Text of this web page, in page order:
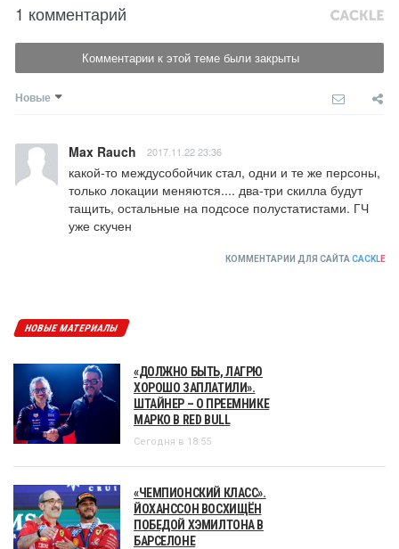
1 комментарий
Комментарии к этой теме были закрыты
Новые
Max Rauch 2017.11.22 23:36
какой-то междусобойчик стал, одни и те же персоны,
только локации меняются.... два-три скилла будут
тащить, остальные на подсосе полустатистами. ГЧ
уже скучен
КОММЕНТАРИИ ДЛЯ САЙТА CACKLE
НОВЫЕ МАТЕРИАЛЫ
«ДОЛЖНО БЫТЬ, ЛАГРЮ
ХОРОШО ЗАПЛАТИЛИ».
ШТАЙНЕР – О ПРЕЕМНИКЕ
МАРКО В RED BULL
Сегодня в 18:55
«ЧЕМПИОНСКИЙ КЛАСС».
ЙОХАНССОН ВОСХИЩЁН
ПОБЕДОЙ ХЭМИЛТОНА В
БАРСЕЛОНЕ